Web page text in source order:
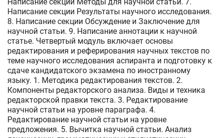
Написание секции Результаты научного исследования.
8. Написание секции Обсуждение и Заключение для
научной статьи. 9. Написание аннотации к научной
статье. Четвертый модуль включает основы
редактирования и реферирования научных текстов по
теме научного исследования аспиранта и подготовку к
сдаче кандидатского экзамена по иностранному
языку. 1. Методика редактирования текстов. 2.
Компоненты редакторского анализа. Виды и техника
редакторской правки текста. 3. Редактирование
научной статьи на уровне параграфа. 4.
Редактирование научной статьи на уровне
предложения. 5. Вычитка научной статьи. Анализ